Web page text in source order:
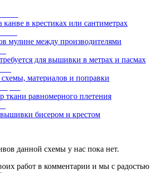
в крестиках или сантиметрах
мулине между производителями
для вышивки в метрах и пасмах
материалов и поправки
ткани равномерного плетения
бисером и крестом
данной схемы у нас пока нет.
работ в комментарии и мы с радостью